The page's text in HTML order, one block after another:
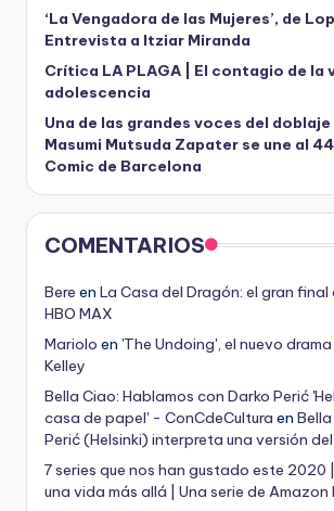
‘La Vengadora de las Mujeres’, de
Entrevista a Itziar Miranda
Crítica LA PLAGA | El contagio de la
adolescencia
Una de las grandes voces del doblaje
Masumi Mutsuda Zapater se une al
Comic de Barcelona
COMENTARIOS
Bere en La Casa del Dragón: el gran final
HBO MAX
Mariolo en 'The Undoing', el nuevo
Kelley
Bella Ciao: Hablamos con Darko Perić
casa de papel' - ConCdeCultura en
Perić (Helsinki) interpreta una versión
7 series que nos han gustado este 2020 |
una vida más allá | Una serie de Amazon